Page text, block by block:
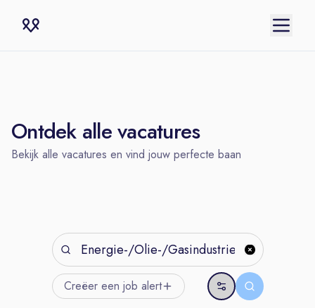
Ontdek alle vacatures
Bekijk alle vacatures en vind jouw perfecte baan
Creëer een job alert